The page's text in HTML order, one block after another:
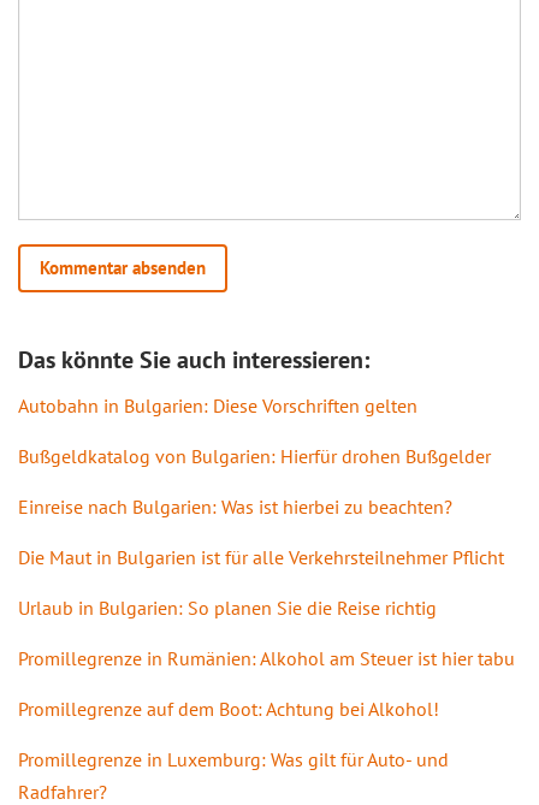
Das könnte Sie auch interessieren:
Autobahn in Bulgarien: Diese Vorschriften gelten
Bußgeldkatalog von Bulgarien: Hierfür drohen Bußgelder
Einreise nach Bulgarien: Was ist hierbei zu beachten?
Die Maut in Bulgarien ist für alle Verkehrsteilnehmer Pflicht
Urlaub in Bulgarien: So planen Sie die Reise richtig
Promillegrenze in Rumänien: Alkohol am Steuer ist hier tabu
Promillegrenze auf dem Boot: Achtung bei Alkohol!
Promillegrenze in Luxemburg: Was gilt für Auto- und
Radfahrer?